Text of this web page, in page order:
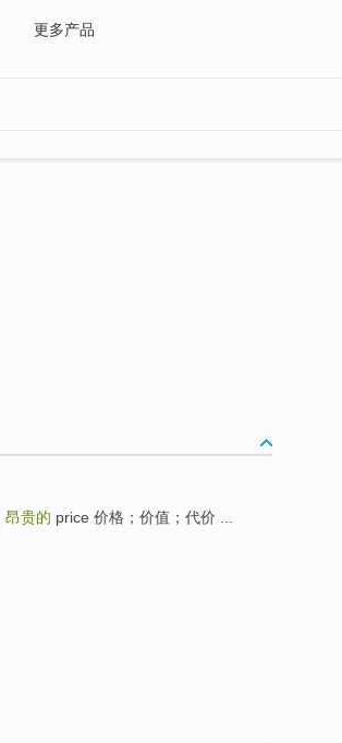
更多产品
昂贵的 price 价格；价值；代价 ...